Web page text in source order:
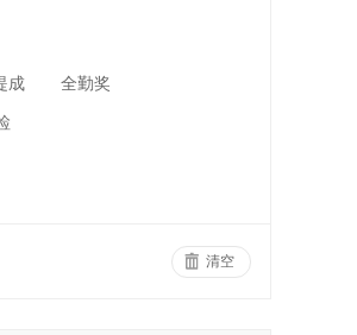
成 全勤奖
清空